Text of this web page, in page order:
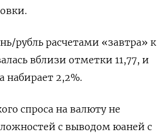
рубль расчетами «завтра» к
вблизи отметки 11,77, и
набирает 2,2%.
спроса на валюту не
с выводом юаней с